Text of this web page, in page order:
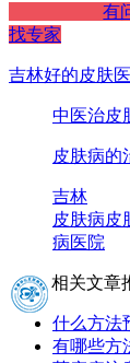
有
找专家
吉林好的皮肤
中医治皮
皮肤病的
吉林
皮肤病皮
病医院
相关文章
什么方法
有哪些方